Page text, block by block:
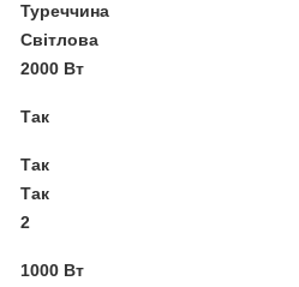
Туреччина
Світлова
2000 Вт
Так
Так
Так
2
1000 Вт